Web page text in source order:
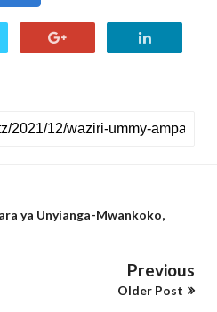
ya Unyianga-Mwankoko,
Previous
Older Post